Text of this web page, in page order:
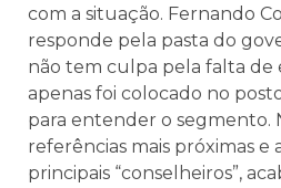
com a situação. Fernando
responde pela pasta do
não tem culpa pela falta de
apenas foi colocado no
para entender o segmento.
referências mais próximas e
principais “conselheiros”,